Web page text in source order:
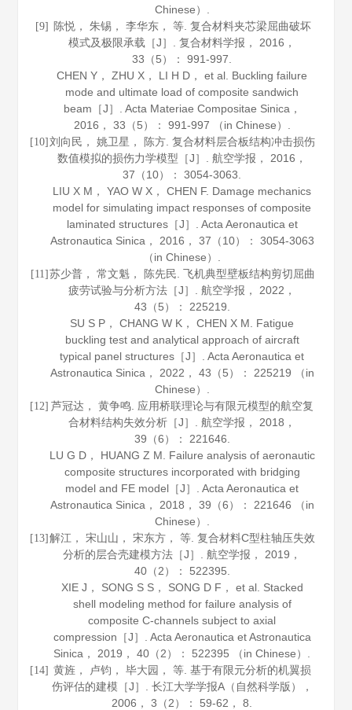
Chinese）.
[9]
陈悦， 朱锡， 李华东， 等. 复合材料夹芯梁屈曲破坏
模式及极限承载［J］.复合材料学报 ， 2016 ，
33 （5）： 991-997.
CHEN Y， ZHU X， LI H D， et al. Buckling failure
mode and ultimate load of composite sandwich
beam［J］. Acta Materiae Compositae Sinica ，
2016 ， 33 （5）： 991-997 （in Chinese）.
[10] 刘向民， 姚卫星， 陈方. 复合材料层合板结构冲击损伤
数值模拟的损伤力学模型［J］.航空学报 ， 2016 ，
37 （10）： 3054-3063.
LIU X M， YAO W X， CHEN F. Damage mechanics
model for simulating impact responses of composite
laminated structures［J］. Acta Aeronautica et
Astronautica Sinica ， 2016 ， 37 （10）： 3054-3063
（in Chinese）.
[11] 苏少普， 常文魁， 陈先民. 飞机典型壁板结构剪切屈曲
疲劳试验与分析方法［J］.航空学报 ， 2022 ，
43 （5）： 225219.
SU S P， CHANG W K， CHEN X M. Fatigue
buckling test and analytical approach of aircraft
typical panel structures［J］.Acta Aeronautica et
Astronautica Sinica ， 2022 ， 43 （5）： 225219 （in
Chinese）.
[12] 芦冠达， 黄争鸣. 应用桥联理论与有限元模型的航空复
合材料结构失效分析［J］.航空学报 ， 2018 ，
39 （6）： 221646.
LU G D， HUANG Z M. Failure analysis of aeronautic
composite structures incorporated with bridging
model and FE model［J］.Acta Aeronautica et
Astronautica Sinica ， 2018 ， 39 （6）： 221646 （in
Chinese）.
[13] 解江， 宋山山， 宋东方， 等. 复合材料C型柱轴压失效
分析的层合壳建模方法［J］.航空学报 ， 2019 ，
40（2）： 522395.
XIE J， SONG S S， SONG D F， et al. Stacked
shell modeling method for failure analysis of
composite C-channels subject to axial
compression［J］. Acta Aeronautica et Astronautica
Sinica ， 2019 ，40 （2）： 522395 （in Chinese）.
[14] 黄旌， 卢钧， 毕大园， 等. 基于有限元分析的机翼损
伤评估的建模［J］. 长江大学学报A（自然科学版）
，
2006 ，3 （2）： 59-62， 8.